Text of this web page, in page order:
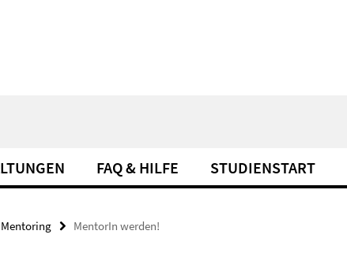
FAQ & HILFE STUDIENSTART
Mentoring MentorIn werden!